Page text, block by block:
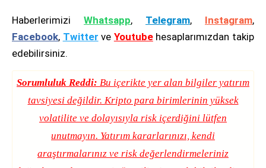
Haberlerimizi Whatsapp, Telegram, Instagram,
Facebook, Twitter ve Youtubehesaplarımızdan takip
edebilirsiniz.
Sorumluluk Reddi: Bu içerikte yer alan bilgiler yatırım
tavsiyesi değildir. Kripto para birimlerinin yüksek
volatilite ve dolayısıyla risk içerdiğini lütfen
unutmayın. Yatırım kararlarınızı, kendi
araştırmalarınız ve risk değerlendirmeleriniz